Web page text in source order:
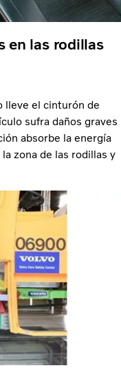
en las rodillas
lleve el cinturón de
sufra daños graves
absorbe la energía
zona de las rodillas y